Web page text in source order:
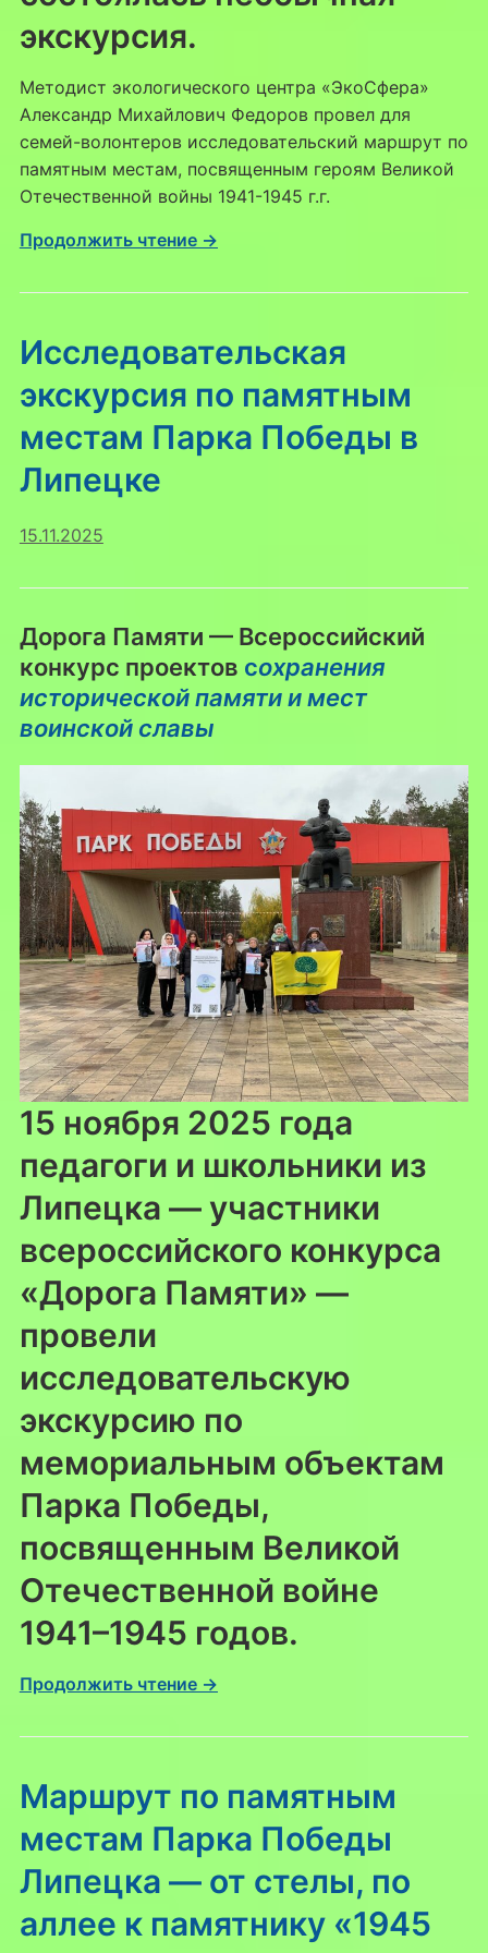
экскурсия.
Методист экологического центра «ЭкоСфера»
Александр Михайлович Федоров провел для
семей-волонтеров исследовательский маршрут по
памятным местам, посвященным героям Великой
Отечественной войны 1941-1945 г.г.
Продолжить чтение →
Исследовательская
экскурсия по памятным
местам Парка Победы в
Липецке
15.11.2025
Дорога Памяти — Всероссийский
конкурс проектов сохранения
исторической памяти и мест
воинской славы
15 ноября 2025 года
педагоги и школьники из
Липецка — участники
всероссийского конкурса
«Дорога Памяти» —
провели
исследовательскую
экскурсию по
мемориальным объектам
Парка Победы,
посвященным Великой
Отечественной войне
1941–1945 годов.
Продолжить чтение →
Маршрут по памятным
местам Парка Победы
Липецка — от стелы, по
аллее к памятнику «1945